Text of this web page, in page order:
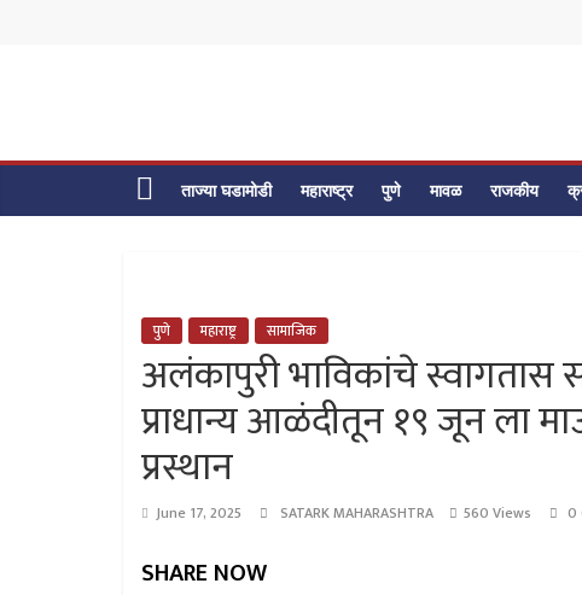
ताज्या घडामोडी महाराष्ट्र पुणे मावळ राजकीय
पुणे महाराष्ट्र सामाजिक
अलंकापुरी भाविकांचे स्वागतास
प्राधान्य आळंदीतून १९ जून ला
प्रस्थान
June 17, 2025 SATARK MAHARASHTRA 560 Views 0
SHARE NOW